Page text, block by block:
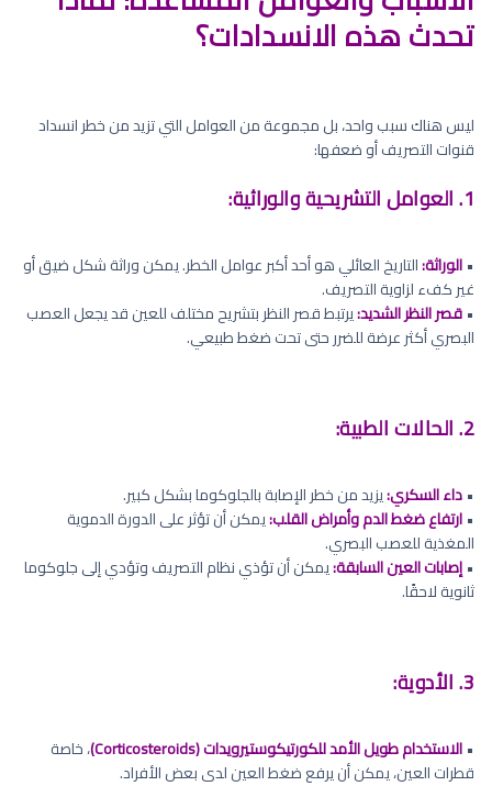
تحدث هذه الانسدادات؟
ليس هناك سبب واحد، بل مجموعة من العوامل التي تزيد من خطر انسداد
قنوات التصريف أو ضعفها:
1. العوامل التشريحية والوراثية:
•الوراثة:التاريخ العائلي هو أحد أكبر عوامل الخطر. يمكن وراثة شكل ضيق أو
غير كفء لزاوية التصريف.
•قصر النظر الشديد:يرتبط قصر النظر بتشريح مختلف للعين قد يجعل العصب
البصري أكثر عرضة للضرر حتى تحت ضغط طبيعي.
2. الحالات الطبية:
•داء السكري:يزيد من خطر الإصابة بالجلوكوما بشكل كبير.
•ارتفاع ضغط الدم وأمراض القلب:يمكن أن تؤثر على الدورة الدموية
المغذية للعصب البصري.
•إصابات العين السابقة:يمكن أن تؤذي نظام التصريف وتؤدي إلى جلوكوما
ثانوية لاحقًا.
3. الأدوية:
•الاستخدام طويل الأمد للكورتيكوستيرويدات (Corticosteroids)
، خاصة
قطرات العين، يمكن أن يرفع ضغط العين لدى بعض الأفراد.